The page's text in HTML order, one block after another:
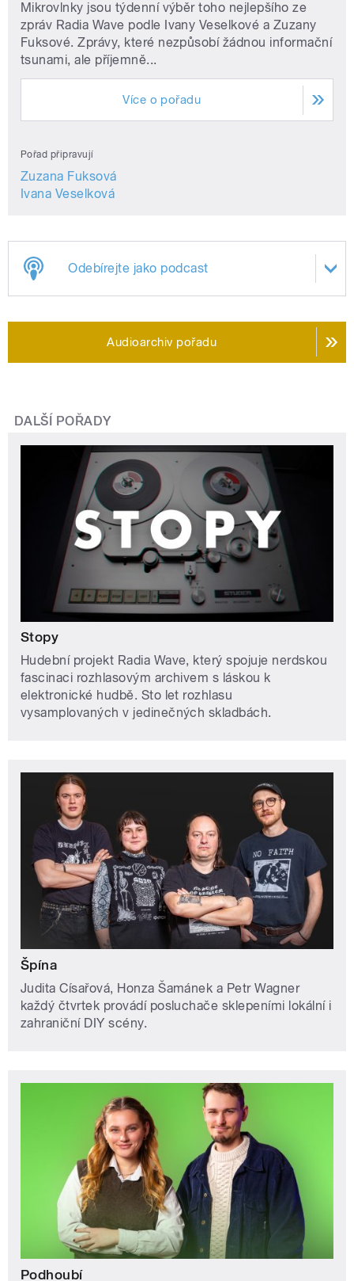
Mikrovlnky jsou týdenní výběr toho nejlepšího ze
zpráv Radia Wave podle Ivany Veselkové a Zuzany
Fuksové. Zprávy, které nezpůsobí žádnou informační
tsunami, ale příjemně...
Více o pořadu
Pořad připravují
Zuzana Fuksová
Ivana Veselková
Odebírejte jako podcast
Audioarchiv pořadu
DALŠÍ POŘADY
Stopy
Hudební projekt Radia Wave, který spojuje nerdskou
fascinaci rozhlasovým archivem s láskou k
elektronické hudbě. Sto let rozhlasu
vysamplovaných v jedinečných skladbách.
Špína
Judita Císařová, Honza Šamánek a Petr Wagner
každý čtvrtek provádí posluchače sklepeními lokální i
zahraniční DIY scény.
Podhoubí